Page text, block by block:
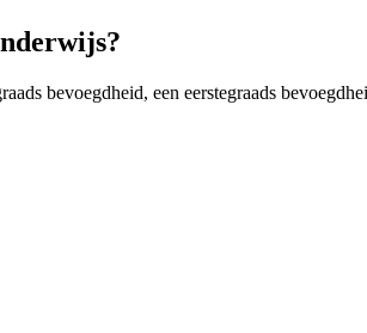
bevoegdheid, een eerstegraads